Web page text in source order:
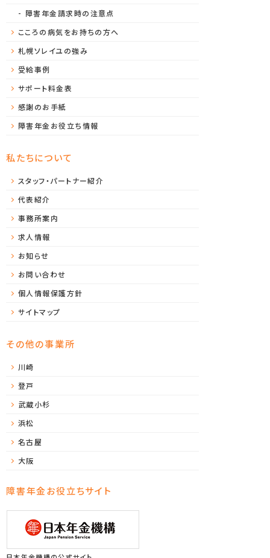
障害年金請求時の注意点
こころの病気をお持ちの方へ
札幌ソレイユの強み
受給事例
サポート料金表
感謝のお手紙
障害年金お役立ち情報
私たちについて
スタッフ・パートナー紹介
代表紹介
事務所案内
求人情報
お知らせ
お問い合わせ
個人情報保護方針
サイトマップ
その他の事業所
川崎
登戸
武蔵小杉
浜松
名古屋
大阪
障害年金お役立ちサイト